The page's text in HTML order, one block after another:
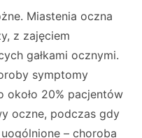
Miastenia oczna
z zajęciem
gałkami ocznymi.
symptomy
około 20% pacjentów
oczne, podczas gdy
– choroba